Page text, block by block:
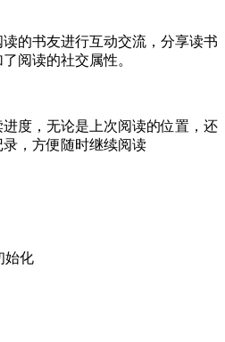
的书友进行互动交流，分享读书
阅读的社交属性。
度，无论是上次阅读的位置，还
，方便随时继续阅读
始化